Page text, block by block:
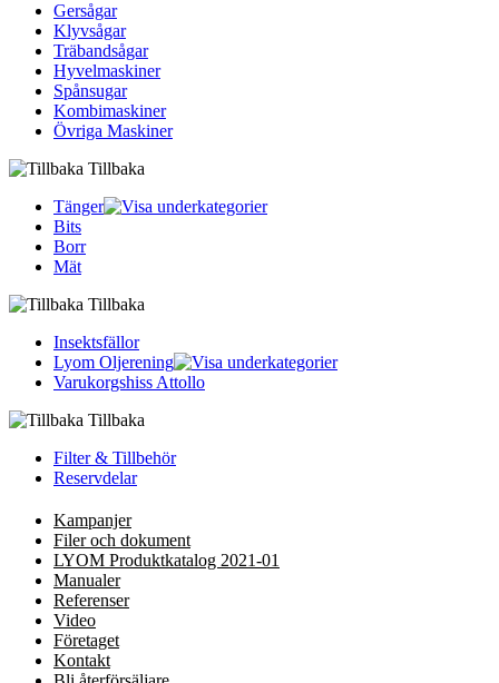
Gersågar
Klyvsågar
Träbandsågar
Hyvelmaskiner
Spånsugar
Kombimaskiner
Övriga Maskiner
Tillbaka
Tänger
Bits
Borr
Mät
Tillbaka
Insektsfällor
Lyom Oljerening
Varukorgshiss Attollo
Tillbaka
Filter & Tillbehör
Reservdelar
Kampanjer
Filer och dokument
LYOM Produktkatalog 2021-01
Manualer
Referenser
Video
Företaget
Kontakt